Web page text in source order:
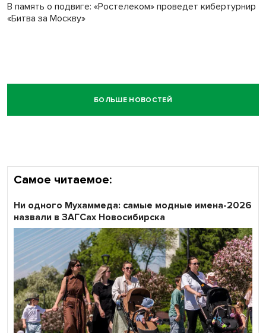
В память о подвиге: «Ростелеком» проведет кибертурнир
«Битва за Москву»
БОЛЬШЕ НОВОСТЕЙ
Самое читаемое:
Ни одного Мухаммеда: самые модные имена-2026
назвали в ЗАГСах Новосибирска